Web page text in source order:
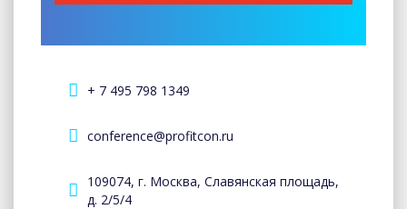
+ 7 495 798 1349
conference@profitcon.ru
109074, г. Москва, Славянская площадь,
д. 2/5/4